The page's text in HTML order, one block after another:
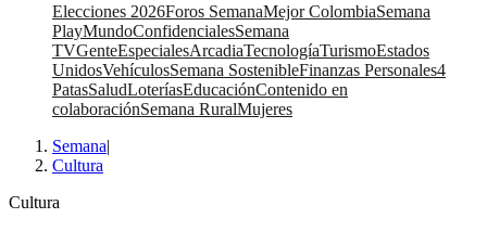
Elecciones 2026Foros SemanaMejor ColombiaSemana
PlayMundoConfidencialesSemana
TVGenteEspecialesArcadiaTecnologíaTurismoEstados
UnidosVehículosSemana SostenibleFinanzas Personales4
PatasSaludLoteríasEducaciónContenido en
colaboraciónSemana RuralMujeres
Semana|
Cultura
Cultura